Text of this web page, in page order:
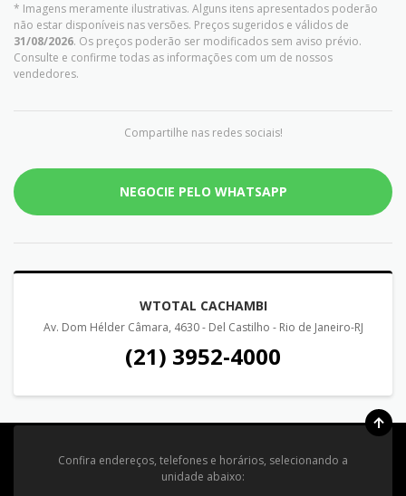
* Imagens meramente ilustrativas. Alguns itens apresentados poderão
não estar disponíveis nas versões. Preços sugeridos e válidos de
31/08/2026. Os preços poderão ser modificados sem aviso prévio.
Consulte e confirme todas as informações com um de nossos
vendedores.
Compartilhe nas redes sociais!
NEGOCIE PELO WHATSAPP
WTOTAL CACHAMBI
Av. Dom Hélder Câmara, 4630 - Del Castilho - Rio de Janeiro-RJ
(21) 3952-4000
Confira endereços, telefones e horários, selecionando a
unidade abaixo: